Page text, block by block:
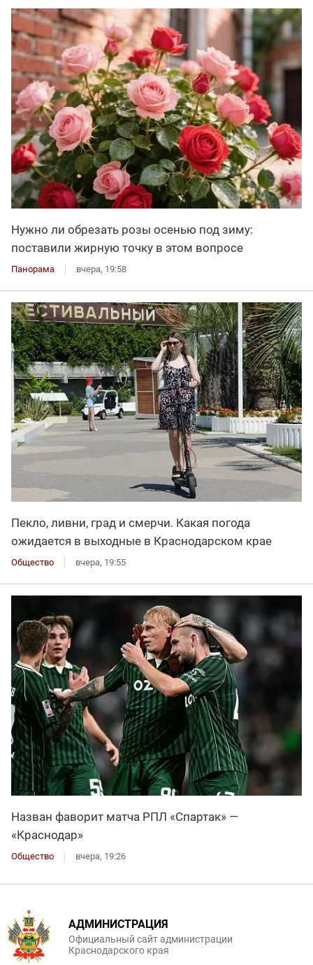
Нужно ли обрезать розы осенью под зиму:
поставили жирную точку в этом вопросе
Панорама вчера, 19:58
Пекло, ливни, град и смерчи. Какая погода
ожидается в выходные в Краснодарском крае
Общество вчера, 19:55
Назван фаворит матча РПЛ «Спартак» —
«Краснодар»
Общество вчера, 19:26
АДМИНИСТРАЦИЯ
Официальный сайт администрации
Краснодарского края